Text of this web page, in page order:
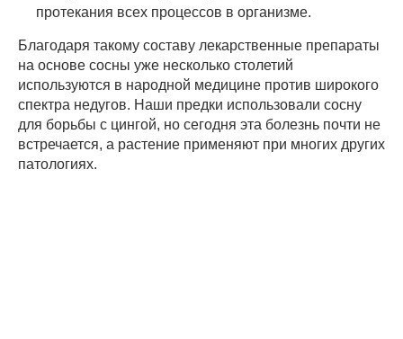
протекания всех процессов в организме.
Благодаря такому составу лекарственные препараты
на основе сосны уже несколько столетий
используются в народной медицине против широкого
спектра недугов. Наши предки использовали сосну
для борьбы с цингой, но сегодня эта болезнь почти не
встречается, а растение применяют при многих других
патологиях.